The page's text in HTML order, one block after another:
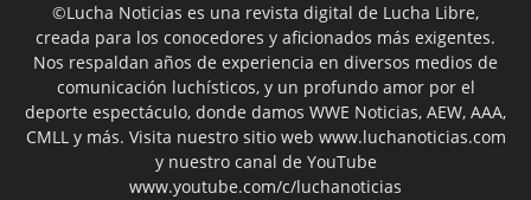
©Lucha Noticias es una revista digital de Lucha Libre,
creada para los conocedores y aficionados más exigentes.
Nos respaldan años de experiencia en diversos medios de
comunicación luchísticos, y un profundo amor por el
deporte espectáculo, donde damos WWE Noticias, AEW, AAA,
CMLL y más. Visita nuestro sitio web www.luchanoticias.com
y nuestro canal de YouTube
www.youtube.com/c/luchanoticias